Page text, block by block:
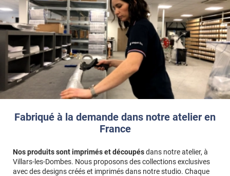
Fabriqué à la demande dans notre atelier en
France
Nos produits sont imprimés et découpésdans notre atelier, à
Villars-les-Dombes. Nous proposons des collections exclusives
avec des designs créés et imprimés dans notre studio. Chaque